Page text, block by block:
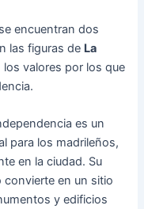
encuentran dos
las figuras de La
los valores por los que
es un
para los madrileños,
en la ciudad. Su
convierte en un sitio
y edificios